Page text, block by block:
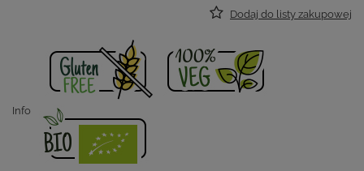
Dodaj do listy zakupowej
Info